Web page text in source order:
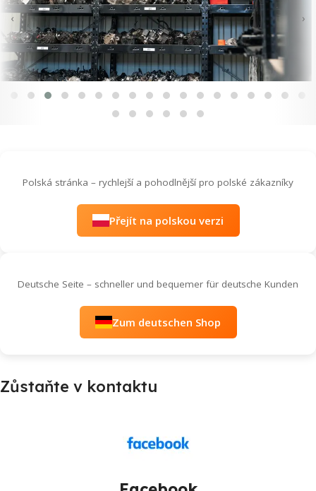
‹ ›
Polská stránka – rychlejší a pohodlnější pro polské zákazníky
Přejít na polskou verzi
Deutsche Seite – schneller und bequemer für deutsche Kunden
Zum deutschen Shop
Zůstaňte v kontaktu